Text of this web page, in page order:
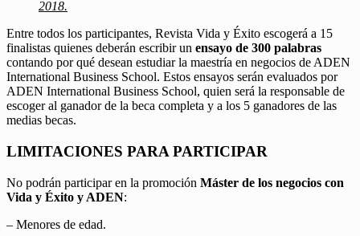
2018.
Entre todos los participantes, Revista Vida y Éxito escogerá a 15
finalistas quienes deberán escribir un ensayo de 300 palabras
contando por qué desean estudiar la maestría en negocios de ADEN
International Business School. Estos ensayos serán evaluados por
ADEN International Business School, quien será la responsable de
escoger al ganador de la beca completa y a los 5 ganadores de las
medias becas.
LIMITACIONES PARA PARTICIPAR
No podrán participar en la promoción Máster de los negocios con
Vida y Éxito y ADEN:
– Menores de edad.